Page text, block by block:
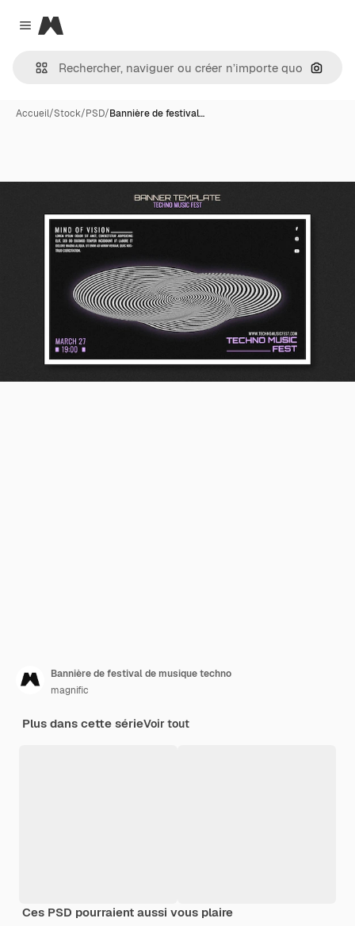
Close menu
Magnific
Accueil/Stock/PSD/Bannière de festival…
Bannière de festival de musique techno
magnific
Plus dans cette sérieVoir tout
Ces PSD pourraient aussi vous plaire